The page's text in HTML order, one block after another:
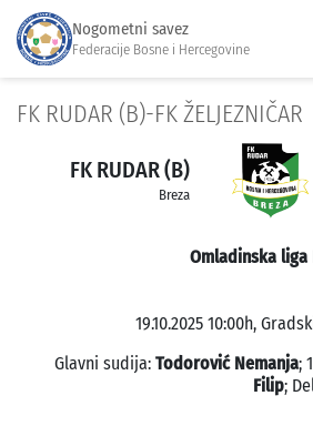
Nogometni savez
Federacije Bosne i Hercegovine
FK RUDAR (B)-FK ŽELJEZNIČAR
FK RUDAR (B)
Breza
Omladinska liga
19.10.2025 10:00h,
Glavni sudija: Todorović Nemanja;
Filip;